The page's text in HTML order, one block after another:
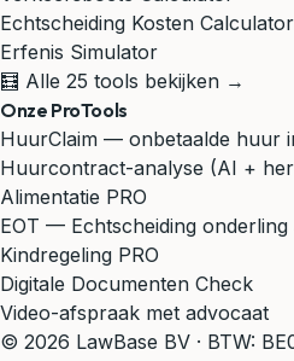
Echtscheiding Kosten Calculator
Erfenis Simulator
🧮 Alle 25 tools bekijken →
Onze ProTools
HuurClaim — onbetaalde huur
Huurcontract-analyse (AI +
Alimentatie PRO
EOT — Echtscheiding
Kindregeling PRO
Digitale Documenten Check
Video-afspraak met advocaat
© 2026 LawBase BV · BTW: